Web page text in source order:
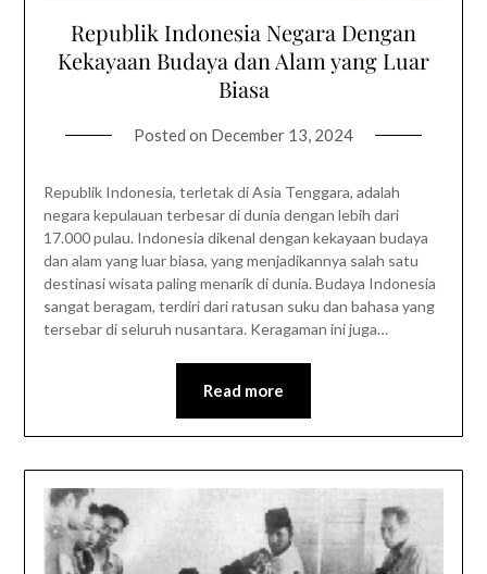
Republik Indonesia Negara Dengan
Kekayaan Budaya dan Alam yang Luar
Biasa
Posted on December 13, 2024
Republik Indonesia, terletak di Asia Tenggara, adalah
negara kepulauan terbesar di dunia dengan lebih dari
17.000 pulau. Indonesia dikenal dengan kekayaan budaya
dan alam yang luar biasa, yang menjadikannya salah satu
destinasi wisata paling menarik di dunia. Budaya Indonesia
sangat beragam, terdiri dari ratusan suku dan bahasa yang
tersebar di seluruh nusantara. Keragaman ini juga…
Read more